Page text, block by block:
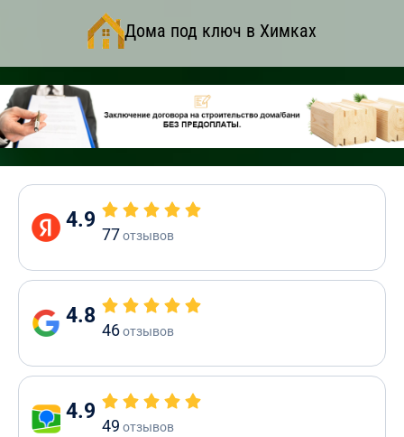
Дома под ключ в Химках
4.9
77отзывов
4.8
46отзывов
4.9
49 отзывов